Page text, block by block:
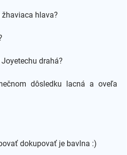
hlava?
drahá?
dôsledku lacná a oveľa
dokupovať je bavlna :)